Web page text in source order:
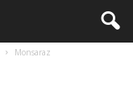
Monsaraz